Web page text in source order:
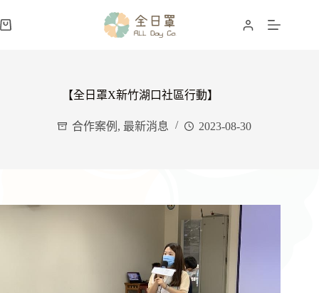
至
購
【全日罩X新竹湖口社區行動】
合作案例 , 最新消息 2023-08-30